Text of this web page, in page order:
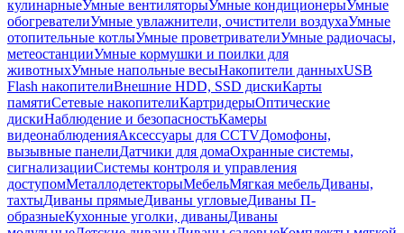
кулинарныеУмные вентиляторыУмные кондиционерыУмные
обогревателиУмные увлажнители, очистители воздухаУмные
отопительные котлыУмные проветривателиУмные радиочасы,
метеостанцииУмные кормушки и поилки для
животныхУмные напольные весыНакопители данныхUSB
Flash накопителиВнешние HDD, SSD дискиКарты
памятиСетевые накопителиКартридерыОптические
дискиНаблюдение и безопасностьКамеры
видеонаблюденияАксессуары для CCTVДомофоны,
вызывные панелиДатчики для домаОхранные системы,
сигнализацииСистемы контроля и управления
доступомМеталлодетекторыМебельМягкая мебельДиваны,
тахтыДиваны прямыеДиваны угловыеДиваны П-
образныеКухонные уголки, диваныДиваны